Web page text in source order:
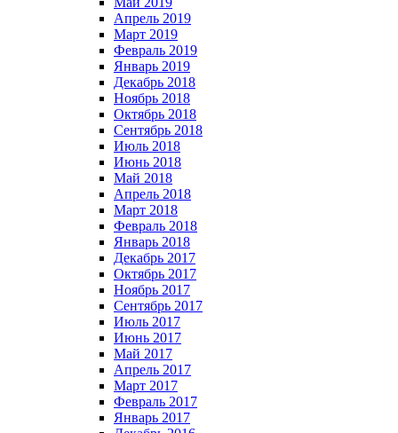
Апрель 2019
Март 2019
Февраль 2019
Январь 2019
Декабрь 2018
Ноябрь 2018
Октябрь 2018
Сентябрь 2018
Июль 2018
Июнь 2018
Май 2018
Апрель 2018
Март 2018
Февраль 2018
Январь 2018
Декабрь 2017
Октябрь 2017
Ноябрь 2017
Сентябрь 2017
Июль 2017
Июнь 2017
Май 2017
Апрель 2017
Март 2017
Февраль 2017
Январь 2017